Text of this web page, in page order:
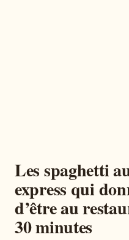
Les spaghetti
express qui
d’être au
30 minutes